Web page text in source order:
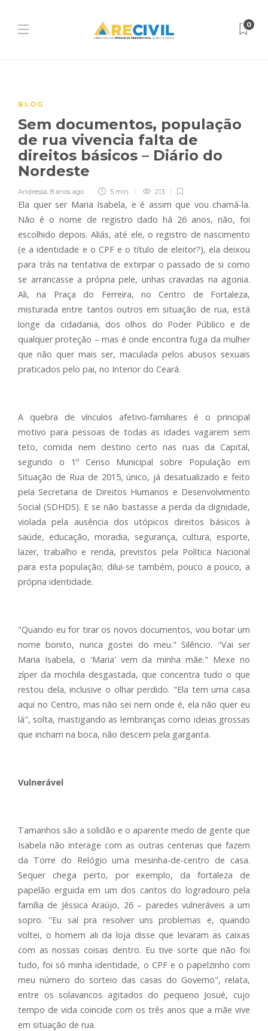
0
BLOG
Sem documentos, população
de rua vivencia falta de
direitos básicos – Diário do
Nordeste
Andressa, 8 anos ago 5 min 213
Ela quer ser Maria Isabela, e é assim que vou chamá-la.
Não é o nome de registro dado há 26 anos, não, foi
escolhido depois. Aliás, até ele, o registro de nascimento
(e a identidade e o CPF e o título de eleitor?), ela deixou
para trás na tentativa de extirpar o passado de si como
se arrancasse a própria pele, unhas cravadas na agonia.
Ali, na Praça do Ferreira, no Centro de Fortaleza,
misturada entre tantos outros em situação de rua, está
longe da cidadania, dos olhos do Poder Público e de
qualquer proteção – mas é onde encontra fuga da mulher
que não quer mais ser, maculada pelos abusos sexuais
praticados pelo pai, no Interior do Ceará.
A quebra de vínculos afetivo-familiares é o principal
motivo para pessoas de todas as idades vagarem sem
teto, comida nem destino certo nas ruas da Capital,
segundo o 1º Censo Municipal sobre População em
Situação de Rua de 2015, único, já desatualizado e feito
pela Secretaria de Direitos Humanos e Desenvolvimento
Social (SDHDS). E se não bastasse a perda da dignidade,
violada pela ausência dos utópicos direitos básicos à
saúde, educação, moradia, segurança, cultura, esporte,
lazer, trabalho e renda, previstos pela Política Nacional
para esta população; dilui-se também, pouco a pouco, a
própria identidade.
"Quando eu for tirar os novos documentos, vou botar um
nome bonito, nunca gostei do meu." Silêncio. "Vai ser
Maria Isabela, o 'Maria' vem da minha mãe." Mexe no
zíper da mochila desgastada, que concentra tudo o que
restou dela, inclusive o olhar perdido. "Ela tem uma casa
aqui no Centro, mas não sei nem onde é, ela não quer eu
lá", solta, mastigando as lembranças como ideias grossas
que incham na boca, não descem pela garganta.
Vulnerável
Tamanhos são a solidão e o aparente medo de gente que
Isabela não interage com as outras centenas que fazem
da Torre do Relógio uma mesinha-de-centro de casa.
Sequer chega perto, por exemplo, da fortaleza de
papelão erguida em um dos cantos do logradouro pela
família de Jéssica Araújo, 26 – paredes vulneráveis a um
sopro. "Eu saí pra resolver uns problemas e, quando
voltei, o homem ali da loja disse que levaram as caixas
com as nossas coisas dentro. Eu tive sorte que não foi
tudo, foi só minha identidade, o CPF e o papelzinho com
meu número do sorteio das casas do Governo", relata,
entre os solavancos agitados do pequeno Josué, cujo
tempo de vida coincide com os três anos que a mãe vive
em situação de rua.